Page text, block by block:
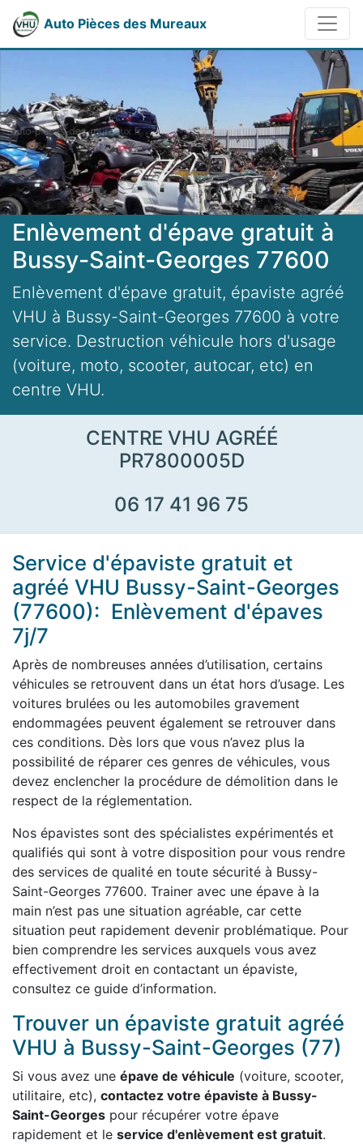
Auto Pièces des Mureaux
Enlèvement d'épave gratuit à
Bussy-Saint-Georges 77600
Enlèvement d'épave gratuit, épaviste agréé
VHU à Bussy-Saint-Georges 77600 à votre
service. Destruction véhicule hors d'usage
(voiture, moto, scooter, autocar, etc) en
centre VHU.
CENTRE VHU AGRÉÉ
PR7800005D
06 17 41 96 75
Service d'épaviste gratuit et
agréé VHU Bussy-Saint-Georges
(77600): Enlèvement d'épaves
7j/7
Après de nombreuses années d’utilisation, certains
véhicules se retrouvent dans un état hors d’usage. Les
voitures brulées ou les automobiles gravement
endommagées peuvent également se retrouver dans
ces conditions. Dès lors que vous n’avez plus la
possibilité de réparer ces genres de véhicules, vous
devez enclencher la procédure de démolition dans le
respect de la réglementation.
Nos épavistes sont des spécialistes expérimentés et
qualifiés qui sont à votre disposition pour vous rendre
des services de qualité en toute sécurité à Bussy-
Saint-Georges 77600. Trainer avec une épave à la
main n’est pas une situation agréable, car cette
situation peut rapidement devenir problématique. Pour
bien comprendre les services auxquels vous avez
effectivement droit en contactant un épaviste,
consultez ce guide d’information.
Trouver un épaviste gratuit agréé
VHU à Bussy-Saint-Georges (77)
Si vous avez une épave de véhicule (voiture, scooter,
utilitaire, etc), contactez votre épaviste à Bussy-
Saint-Georges pour récupérer votre épave
rapidement et le service d'enlèvement est gratuit.